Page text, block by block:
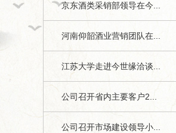
京东酒类采销部领导在今...
河南仰韶酒业营销团队在...
江苏大学走进今世缘洽谈...
公司召开省内主要客户2...
公司召开市场建设领导小...